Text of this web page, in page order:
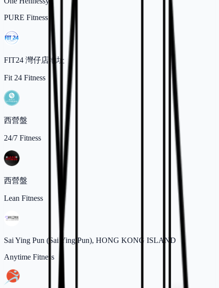
PURE Fitness
FIT24 灣仔店地址
Fit 24 Fitness
西營盤
24/7 Fitness
西營盤
Lean Fitness
Sai Ying Pun (Sai Ying Pun), HONG KONG ISLAND
Anytime Fitness